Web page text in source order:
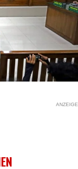
ANZEIGE